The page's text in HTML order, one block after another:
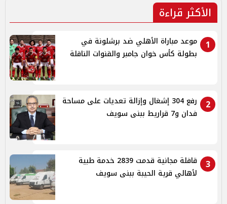
الأكثر قراءة
1
موعد مباراة الأهلي ضد برشلونة في
بطولة كأس خوان جامبر والقنوات الناقلة
2
رفع 304 إشغال وإزالة تعديات على مساحة
فدان و7 قراريط ببنى سويف
3
قافلة مجانية قدمت 2839 خدمة طبية
لأهالي قرية الحيبة ببنى سويف